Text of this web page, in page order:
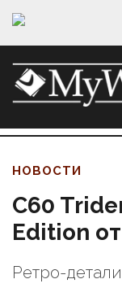
НОВОСТИ
C60
Edition
Ретро-